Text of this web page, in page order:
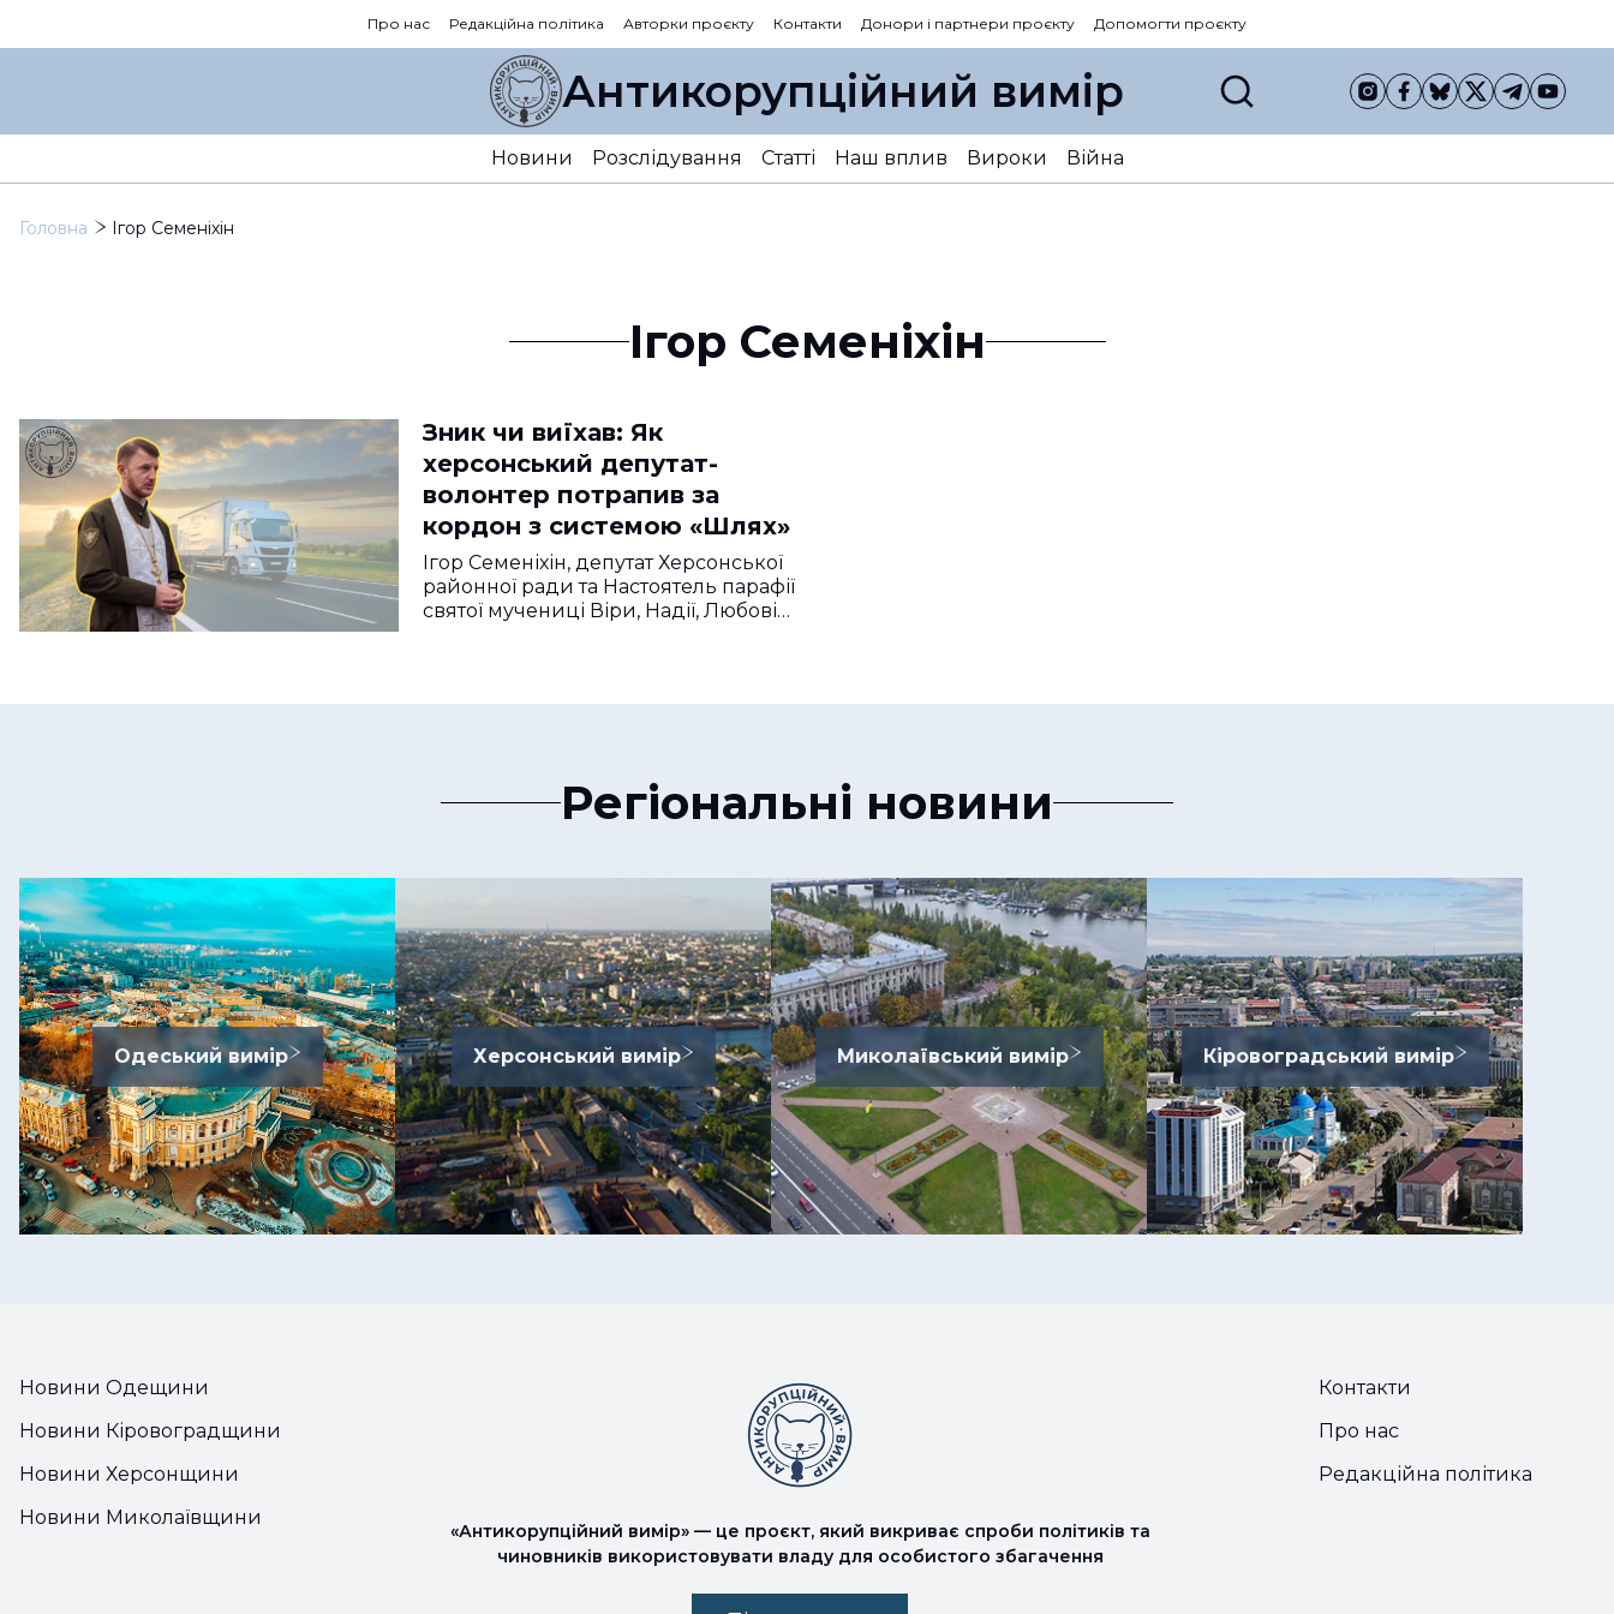
Про нас Редакційна політика Авторки проєкту Контакти Донори і партнери проєкту Допомогти проєкту
Антикорупційний вимір
Новини Розслідування Статті Наш вплив Вироки Війна
Головна Ігор Семеніхін
Ігор Семеніхін
Зник чи виїхав: Як
херсонський депутат-
волонтер потрапив за
кордон з системою «Шлях»
Ігор Семеніхін, депутат Херсонської
районної ради та Настоятель парафії
святої мучениці Віри, Надії, Любові…
Регіональні новини
Одеський вимір Херсонський вимір Миколаївський вимір Кіровоградський вимір
Новини Одещини
Новини Кіровоградщини
Новини Херсонщини
Новини Миколаївщини
«Антикорупційний вимір» — це проєкт, який викриває спроби політиків та
чиновників використовувати владу для особистого збагачення
Контакти
Про нас
Редакційна політика